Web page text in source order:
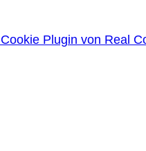
Plugin von Real